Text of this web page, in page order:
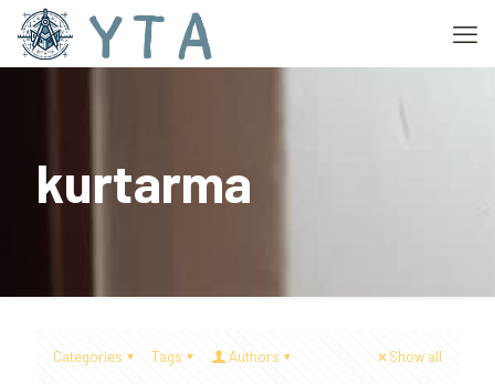
kurtarma
Categories Tags Authors Show all